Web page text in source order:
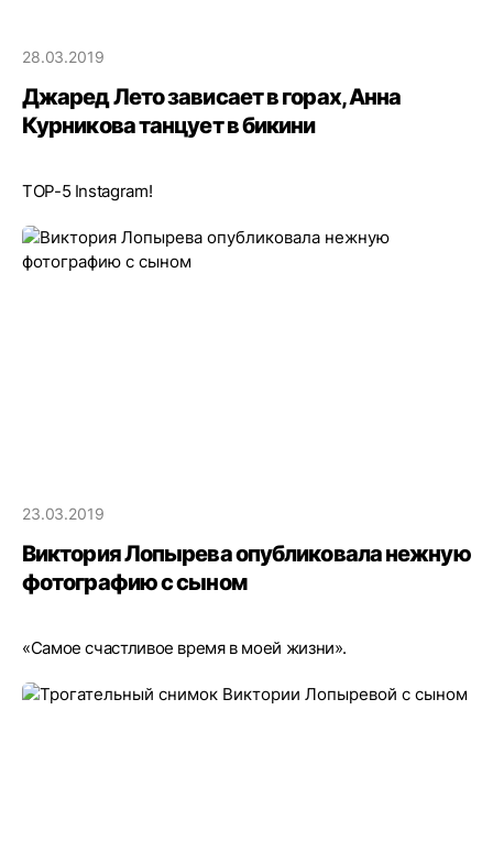
28.03.2019
Джаред Лето зависает в горах, Анна
Курникова танцует в бикини
ТOP-5 Instagram!
23.03.2019
Виктория Лопырева опубликовала нежную
фотографию с сыном
«Самое счастливое время в моей жизни».